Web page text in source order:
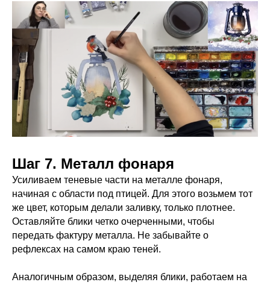
Шаг 7. Металл фонаря
Усиливаем теневые части на металле фонаря,
начиная с области под птицей. Для этого возьмем тот
же цвет, которым делали заливку, только плотнее.
Оставляйте блики четко очерченными, чтобы
передать фактуру металла. Не забывайте о
рефлексах на самом краю теней.
Аналогичным образом, выделяя блики, работаем на